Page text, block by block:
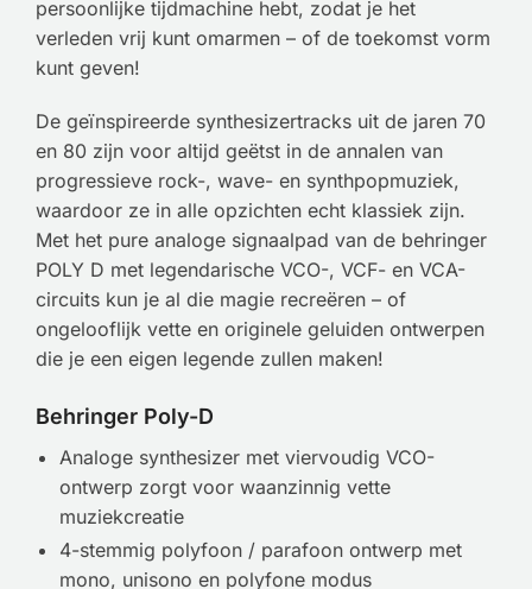
persoonlijke tijdmachine hebt, zodat je het
verleden vrij kunt omarmen – of de toekomst vorm
kunt geven!
De geïnspireerde synthesizertracks uit de jaren 70
en 80 zijn voor altijd geëtst in de annalen van
progressieve rock-, wave- en synthpopmuziek,
waardoor ze in alle opzichten echt klassiek zijn.
Met het pure analoge signaalpad van de behringer
POLY D met legendarische VCO-, VCF- en VCA-
circuits kun je al die magie recreëren – of
ongelooflijk vette en originele geluiden ontwerpen
die je een eigen legende zullen maken!
Behringer Poly-D
Analoge synthesizer met viervoudig VCO-
ontwerp zorgt voor waanzinnig vette
muziekcreatie
4-stemmig polyfoon / parafoon ontwerp met
mono, unisono en polyfone modus